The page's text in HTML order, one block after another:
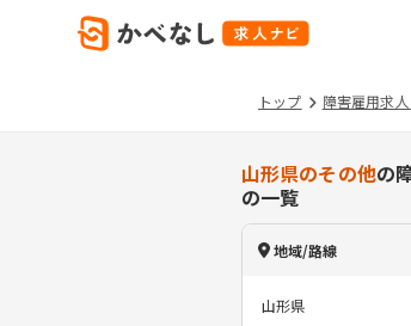
トップ 障害雇用求
山形県のその他の
の一覧
地域/路線
山形県